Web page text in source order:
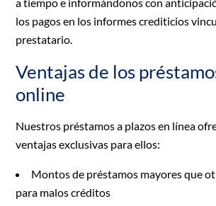
a tiempo e informándonos con
los pagos en los informes crediticios
prestatario.
Ventajas de los
online
Nuestros préstamos a plazos en línea
ventajas exclusivas para ellos:
Montos de préstamos mayores que
para malos créditos